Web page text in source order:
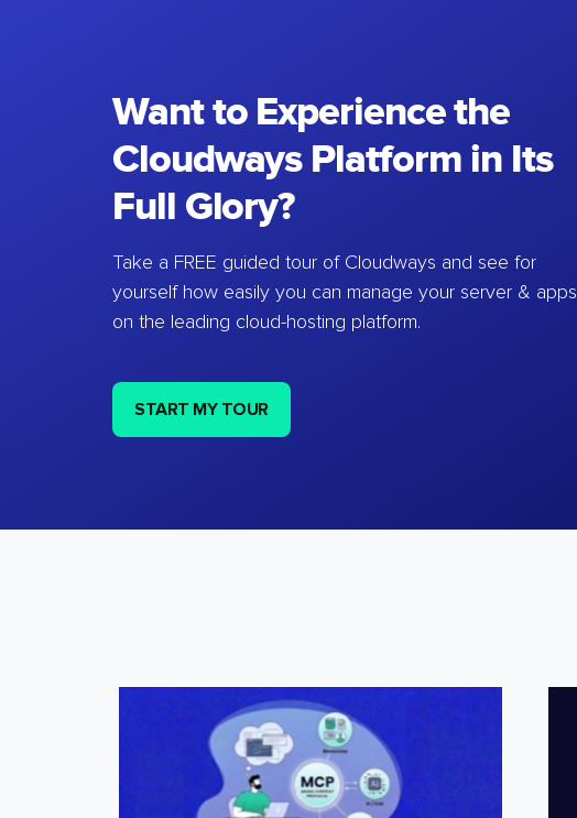
Want to Experience the
Cloudways Platform in Its
Full Glory?
Take a FREE guided tour of Cloudways and see for
yourself how easily you can manage your server & apps
on the leading cloud-hosting platform.
START MY TOUR